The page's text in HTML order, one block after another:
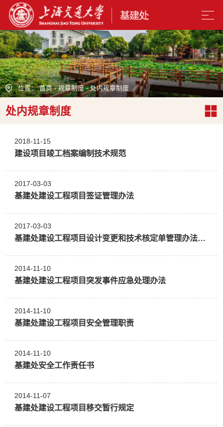
位置：首页-规章制度-处内规章制度
处内规章制度
2018-11-15
建设项目竣工档案编制技术规范
2017-03-03
基建处建设工程项目签证管理办法
2017-03-03
基建处建设工程项目设计变更和技术核定单管理办法（试行）
2014-11-10
基建处建设工程项目突发事件应急处理办法
2014-11-10
基建处建设工程项目安全管理职责
2014-11-10
基建处安全工作责任书
2014-11-07
基建处建设工程项目移交暂行规定